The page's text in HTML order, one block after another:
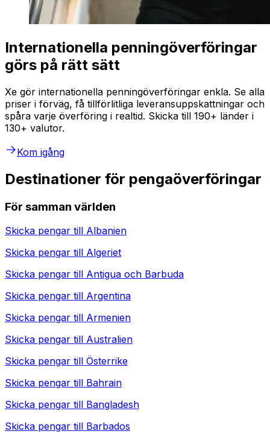
Internationella penningöverföringar
görs på rätt sätt
Xe gör internationella penningöverföringar enkla. Se alla
priser i förväg, få tillförlitliga leveransuppskattningar och
spåra varje överföring i realtid. Skicka till 190+ länder i
130+ valutor.
Kom igång
Destinationer för pengaöverföringar
För samman världen
Skicka pengar till Albanien
Skicka pengar till Algeriet
Skicka pengar till Antigua och Barbuda
Skicka pengar till Argentina
Skicka pengar till Armenien
Skicka pengar till Australien
Skicka pengar till Österrike
Skicka pengar till Bahrain
Skicka pengar till Bangladesh
Skicka pengar till Barbados